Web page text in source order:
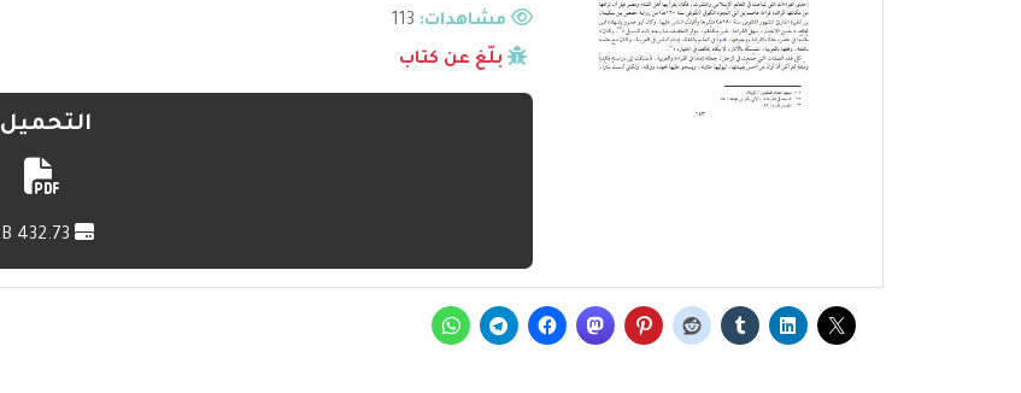
مشاهدات:
بلّغ عن كتاب
التحميل